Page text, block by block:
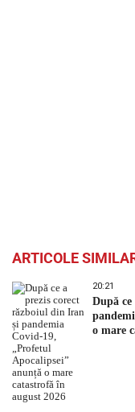
ARTICOLE
20:21
După
o mare